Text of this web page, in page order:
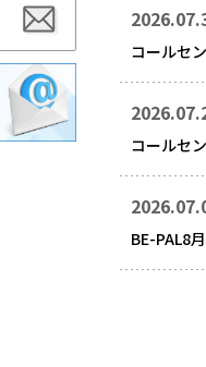
コールセ
コールセ
BE-PAL8